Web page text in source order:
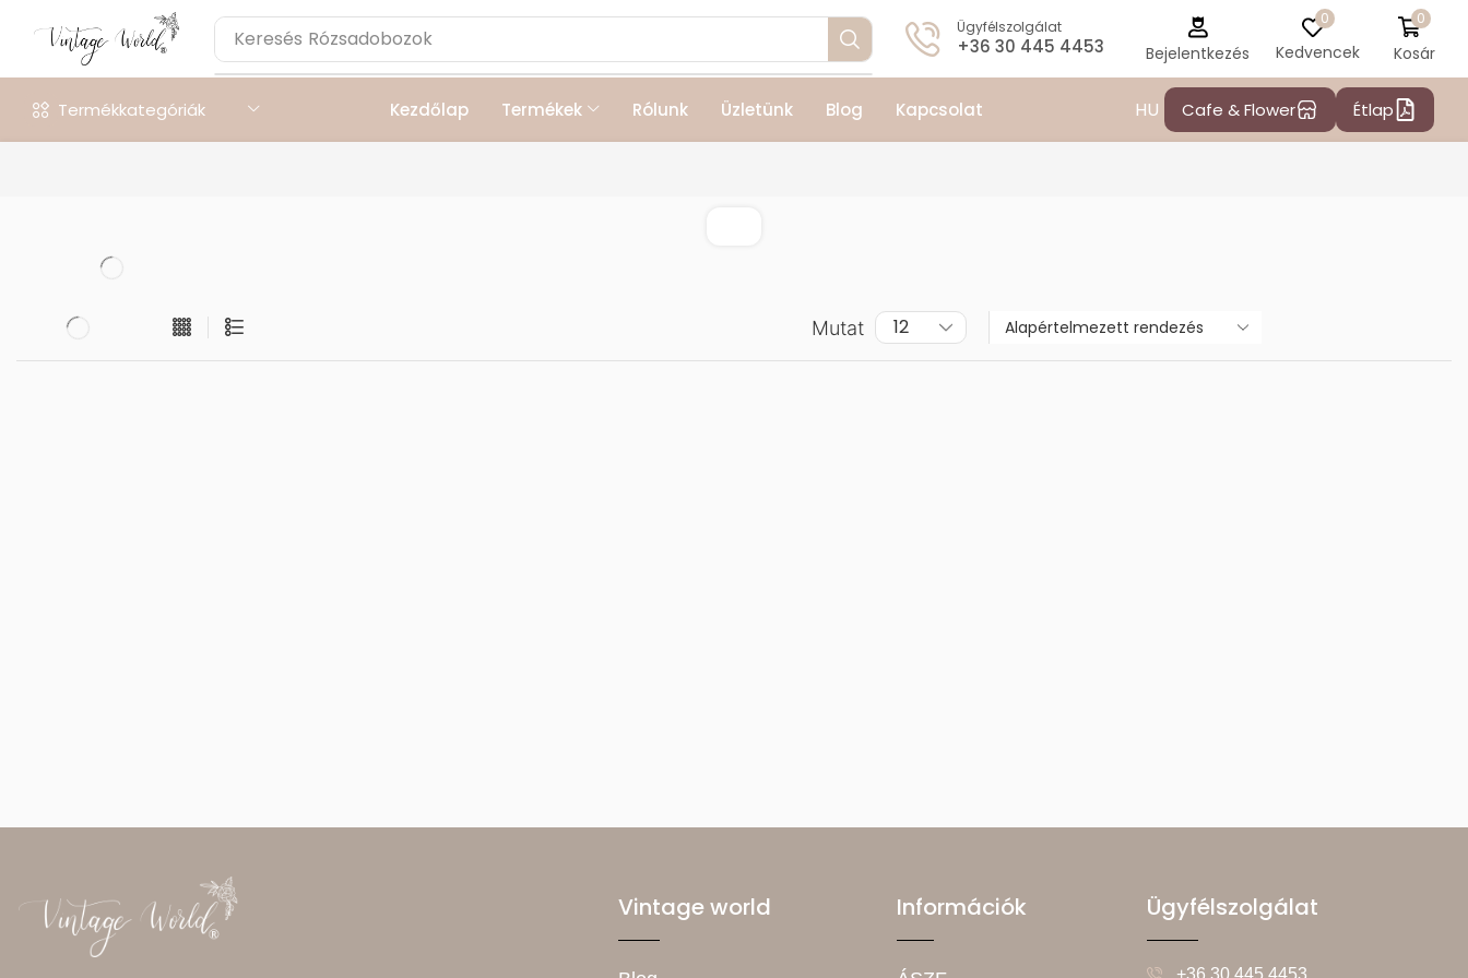
Keresés Rózsadobozok Ügyfélszolgálat
+36 30 445 4453 Bejelentkezés
0
Kedvencek
0
Kosár
Termékkategóriák Kezdőlap Termékek Rólunk Üzletünk Blog Kapcsolat HU Cafe & Flower Étlap
Mutat
Vintage world Információk Ügyfélszolgálat
+36 30 445 4453